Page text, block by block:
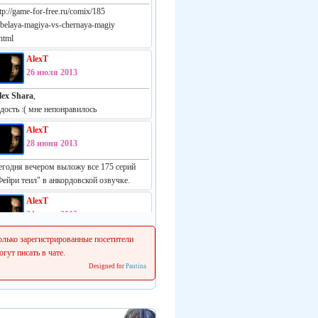
game-for-free.ru/comix/185
magiya-vs-chernaya-magiy
AlexT
26 июля 2013
Shara,
:( мне непонравилось
AlexT
28 июня 2013
вечером выложу все 175 серий
теил" в анкордовской озвучке.
AlexT
24 июня 2013
русская манга:
vk.com/white_vs_black_m
начинаем делать свежие релизы.
зарегистрированные посетители
писать в чате.
Designed for Pautina